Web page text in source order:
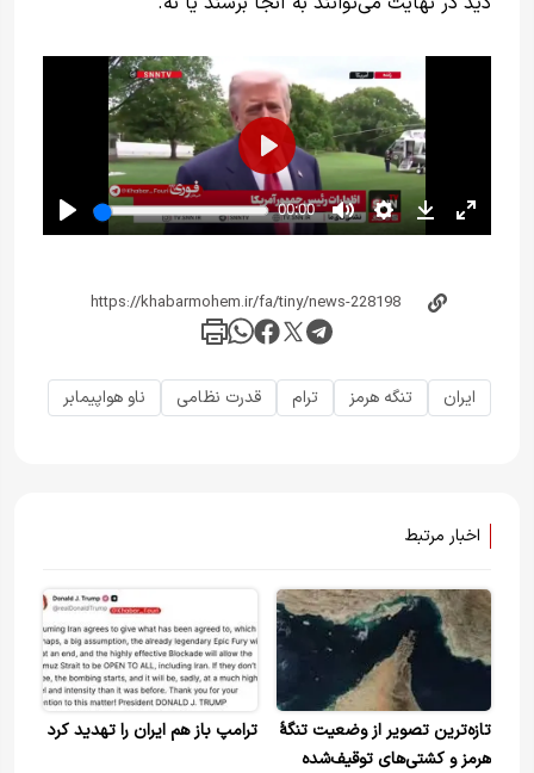
ایران تنگه هرمز ترام قدرت نظامی ناو هواپیمابر
اخبار مرتبط
تازه‌ترین تصویر از وضعیت تنگۀ
هرمز و کشتی‌های توقیف‌شده
ترامپ باز هم ایران را تهدید کرد